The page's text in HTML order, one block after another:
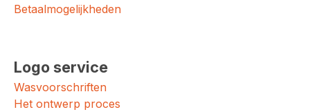
Betaalmogelijkheden
Logo service
Wasvoorschriften
Het ontwerp proces